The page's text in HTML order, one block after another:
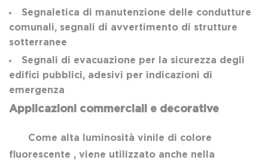
Segnaletica di manutenzione delle condutture
comunali, segnali di avvertimento di strutture
sotterranee
Segnali di evacuazione per la sicurezza degli
edifici pubblici, adesivi per indicazioni di
emergenza
Applicazioni commerciali e decorative
Come alta luminosità vinile di colore
fluorescente , viene utilizzato anche nella